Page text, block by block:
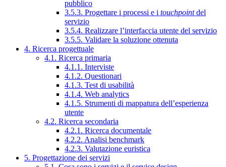
pubblico
3.5.3. Progettare i processi e i touchpointdel
servizio
3.5.4. Realizzare l’interfaccia utente del servizio
3.5.5. Validare la soluzione ottenuta
4. Ricerca progettuale
4.1. Ricerca primaria
4.1.1. Interviste
4.1.2. Questionari
4.1.3. Test di usabilità
4.1.4. Web analytics
4.1.5. Strumenti di mappatura dell’esperienza
utente
4.2. Ricerca secondaria
4.2.1. Ricerca documentale
4.2.2. Analisi benchmark
4.2.3. Valutazione euristica
5. Progettazione dei servizi